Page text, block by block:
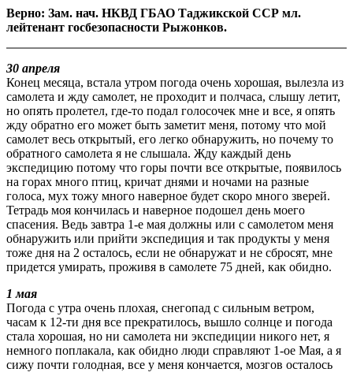
Верно: Зам. нач. НКВД ГБАО Таджикской ССР мл.
лейтенант госбезопасности Рыжонков.
30 апреля
Конец месяца, встала утром погода очень хорошая, вылезла из
самолета и жду самолет, не проходит и полчаса, слышу летит,
но опять пролетел, где-то подал голосочек мне и все, я опять
жду обратно его может быть заметит меня, потому что мой
самолет весь открытый, его легко обнаружить, но почему то
обратного самолета я не слышала. Жду каждый день
экспедицию потому что горы почти все открытые, появилось
на горах много птиц, кричат днями и ночами на разные
голоса, мух тожу много наверное будет скоро много зверей.
Тетрадь моя кончилась и наверное подошел день моего
спасения. Ведь завтра 1-е мая должны или с самолетом меня
обнаружить или прийти экспедиция и так продукты у меня
тоже дня на 2 осталось, если не обнаружат и не сбросят, мне
придется умирать, проживя в самолете 75 дней, как обидно.
1 мая
Погода с утра очень плохая, снегопад с сильным ветром,
часам к 12-ти дня все прекратилось, вышло солнце и погода
стала хорошая, но ни самолета ни экспедиции никого нет, я
немного поплакала, как обидно люди справляют 1-ое Мая, а я
сижу почти голодная, все у меня кончается, мозгов осталось